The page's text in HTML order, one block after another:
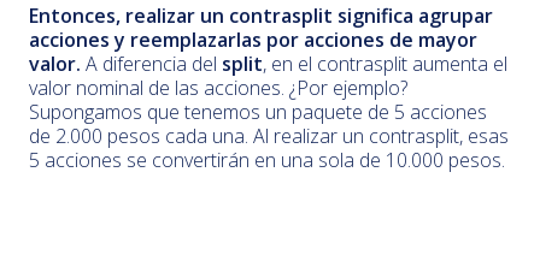
Entonces, realizar un contrasplit significa agrupar
acciones y reemplazarlas por acciones de mayor
valor. A diferencia del split, en el contrasplit aumenta el
valor nominal de las acciones. ¿Por ejemplo?
Supongamos que tenemos un paquete de 5 acciones
de 2.000 pesos cada una. Al realizar un contrasplit, esas
5 acciones se convertirán en una sola de 10.000 pesos.